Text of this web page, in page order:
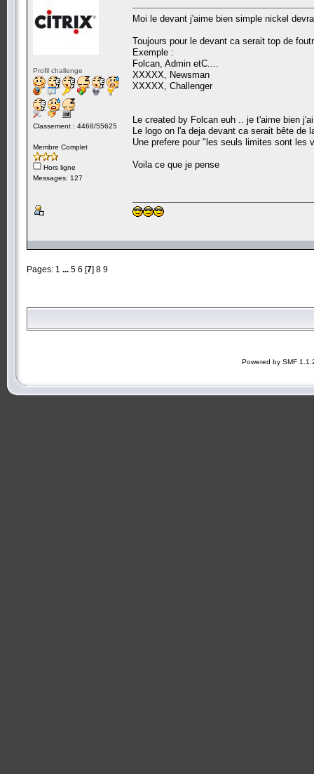
Profil challenge
Classement : 4468/55625
Membre Complet
Hors ligne
Messages: 127
Moi le devant j'aime bien simple nickel
Toujours pour le devant ca serait top de
Exemple :
Folcan, Admin etC....
XXXXX, Newsman
XXXXX, Challenger
Le created by Folcan euh .. je t'aime bien
Le logo on l'a deja devant ca serait bête de
Une prefere pour "les seuls limites sont les
Voila ce que je pense
Pages: 1 ... 5 6 [7] 8 9
Powered by SMF